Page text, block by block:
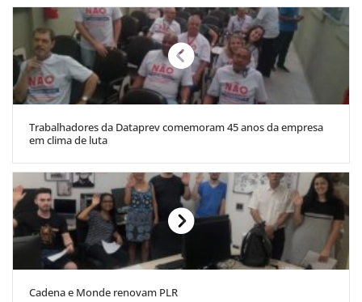
Trabalhadores da Dataprev comemoram 45 anos da empresa
em clima de luta
Cadena e Monde renovam PLR